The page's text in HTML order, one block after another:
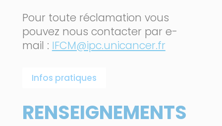
Pour toute réclamation vous
pouvez nous contacter par e-
mail : IFCM@ipc.unicancer.fr
Infos pratiques
RENSEIGNEMENTS